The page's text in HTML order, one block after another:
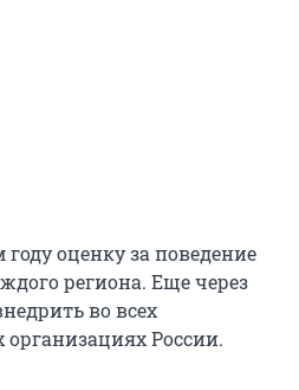
оценку за поведение
региона. Еще через
во всех
России.